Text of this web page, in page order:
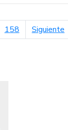
158 Siguiente